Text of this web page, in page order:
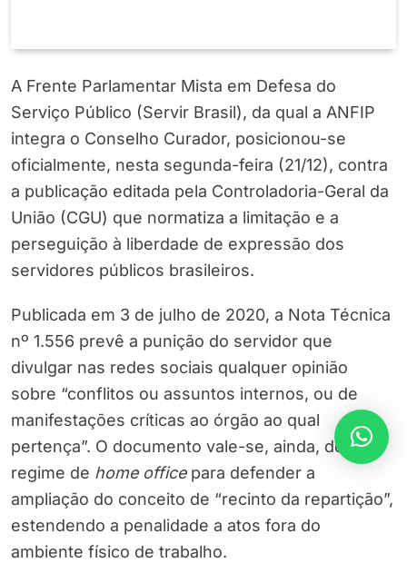
A Frente Parlamentar Mista em Defesa do
Serviço Público (Servir Brasil), da qual a ANFIP
integra o Conselho Curador, posicionou-se
oficialmente, nesta segunda-feira (21/12), contra
a publicação editada pela Controladoria-Geral da
União (CGU) que normatiza a limitação e a
perseguição à liberdade de expressão dos
servidores públicos brasileiros.
Publicada em 3 de julho de 2020, a Nota Técnica
nº 1.556 prevê a punição do servidor que
divulgar nas redes sociais qualquer opinião
sobre “conflitos ou assuntos internos, ou de
manifestações críticas ao órgão ao qual
pertença”. O documento vale-se, ainda, do
regime de home officepara defender a
ampliação do conceito de “recinto da repartição”,
estendendo a penalidade a atos fora do
ambiente físico de trabalho.